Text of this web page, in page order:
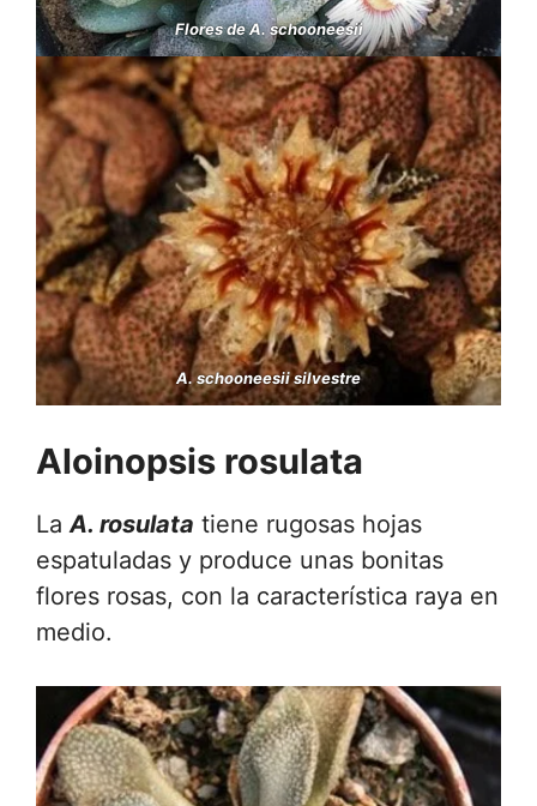
Flores de A. schooneesii
A. schooneesii silvestre
Aloinopsis rosulata
La A. rosulata tiene rugosas hojas
espatuladas y produce unas bonitas
flores rosas, con la característica raya en
medio.